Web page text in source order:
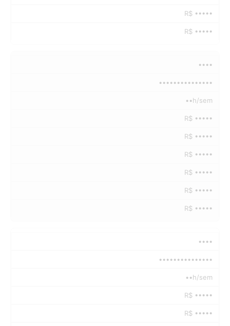
R$ •••••
R$ •••••
••••
•••••••••••••••
••h/sem
R$ •••••
R$ •••••
R$ •••••
R$ •••••
R$ •••••
R$ •••••
••••
•••••••••••••••
••h/sem
R$ •••••
R$ •••••